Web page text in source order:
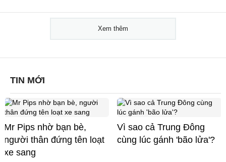
Xem thêm
TIN MỚI
Mr Pips nhờ bạn bè,
người thân đứng tên loạt
xe sang
Vì sao cả Trung Đông
cùng lúc gánh 'bão lửa'?